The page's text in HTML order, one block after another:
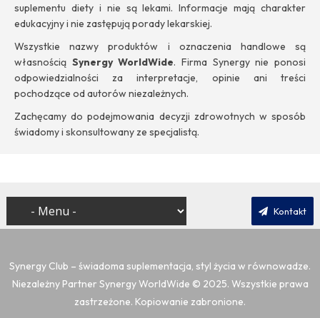
suplementu diety i nie są lekami. Informacje mają charakter
edukacyjny i nie zastępują porady lekarskiej.
Wszystkie nazwy produktów i oznaczenia handlowe są
własnością Synergy WorldWide. Firma Synergy nie ponosi
odpowiedzialności za interpretacje, opinie ani treści
pochodzące od autorów niezależnych.
Zachęcamy do podejmowania decyzji zdrowotnych w sposób
świadomy i skonsultowany ze specjalistą.
Kontakt
Synergy Club – świadoma suplementacja, styl życia w równowadze.
Niezależny Partner Synergy WorldWide © 2025. Wszystkie prawa
zastrzeżone. Kopiowanie zabronione.